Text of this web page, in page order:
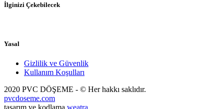
İlginizi Çekebilecek
Yasal
Gizlilik ve Güvenlik
Kullanım Koşulları
2020 PVC DÖŞEME - © Her hakkı saklıdır.
pvcdoseme.com